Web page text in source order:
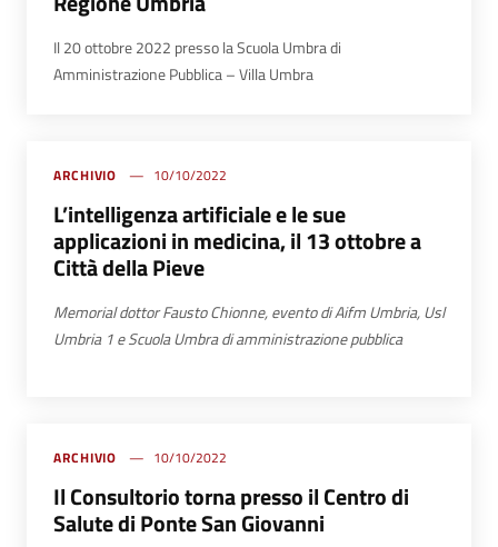
Il 20 ottobre 2022 presso la Scuola Umbra di
Amministrazione Pubblica – Villa Umbra
ARCHIVIO 10/10/2022
L’intelligenza artificiale e le sue
applicazioni in medicina, il 13 ottobre a
Città della Pieve
Memorial dottor Fausto Chionne, evento di Aifm Umbria, Usl
Umbria 1 e Scuola Umbra di amministrazione pubblica
ARCHIVIO 10/10/2022
Il Consultorio torna presso il Centro di
Salute di Ponte San Giovanni